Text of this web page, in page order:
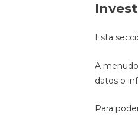
Esta
A
datos o
Para